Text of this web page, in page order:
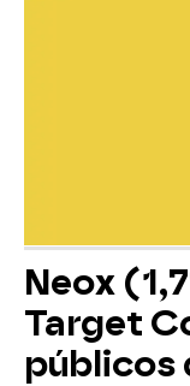
Neox
Target
públicos